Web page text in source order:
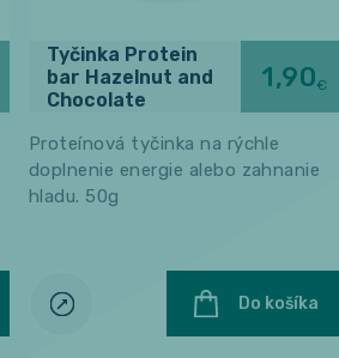
Tyčinka Protein
bar Hazelnut and
Chocolate
1,90€
Proteínová tyčinka na rýchle
doplnenie energie alebo zahnanie
hladu. 50g
Do košíka